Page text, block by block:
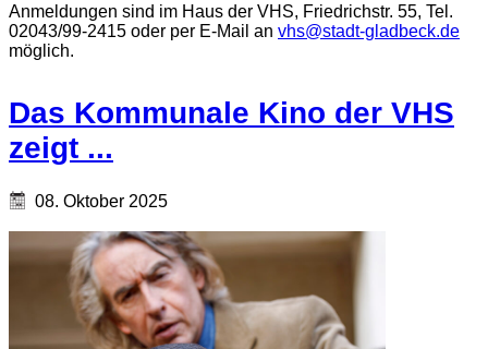
Anmeldungen sind im Haus der VHS, Friedrichstr. 55, Tel.
02043/99-2415 oder per E-Mail an vhs@stadt-gladbeck.de
möglich.
Das Kommunale Kino der VHS
zeigt ...
08. Oktober 2025